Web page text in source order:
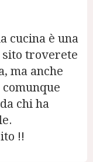
cucina è una
sito troverete
ma anche
chi ha
!!